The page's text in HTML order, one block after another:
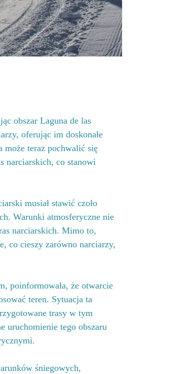
obszar Laguna de las
oferując im doskonałe
może teraz pochwalić się
narciarskich, co stanowi
musiał stawić czoło
Warunki atmosferyczne nie
narciarskich. Mimo to,
co cieszy zarówno narciarzy,
poinformowała, że otwarcie
teren. Sytuacja ta
trasy w tym
uruchomienie tego obszaru
śniegowych,